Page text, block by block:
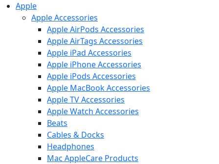
Apple
Apple Accessories
Apple AirPods Accessories
Apple AirTags Accessories
Apple iPad Accessories
Apple iPhone Accessories
Apple iPods Accessories
Apple MacBook Accessories
Apple TV Accessories
Apple Watch Accessories
Beats
Cables & Docks
Headphones
Mac AppleCare Products